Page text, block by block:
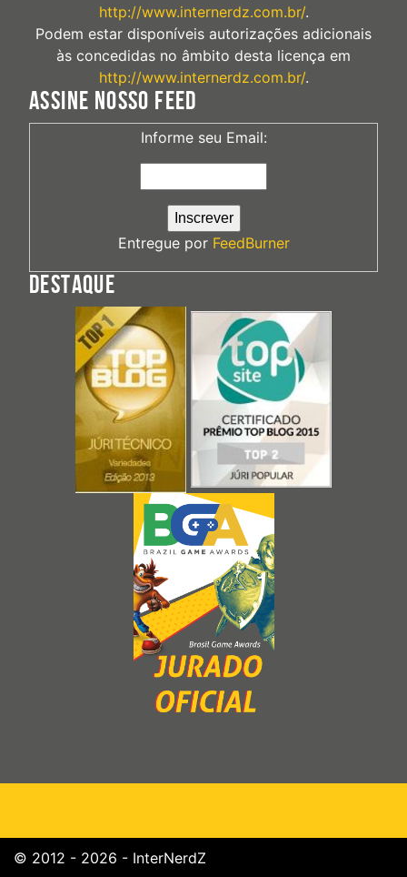
http://www.internerdz.com.br/.
Podem estar disponíveis autorizações adicionais
às concedidas no âmbito desta licença em
http://www.internerdz.com.br/.
ASSINE NOSSO FEED
Informe seu Email:
Entregue por FeedBurner
DESTAQUE
© 2012 - 2026 - InterNerdZ